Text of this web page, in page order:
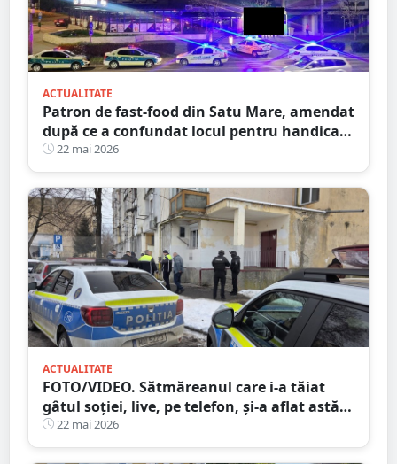
ACTUALITATE
Patron de fast-food din Satu Mare, amendat
după ce a confundat locul pentru handicap
cu parcarea personală
22 mai 2026
ACTUALITATE
FOTO/VIDEO. Sătmăreanul care i-a tăiat
gâtul soției, live, pe telefon, și-a aflat astăzi
PEDEAPSA
22 mai 2026